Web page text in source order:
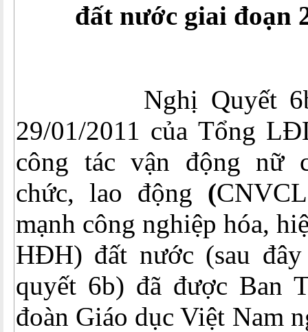
đất nước giai đoạn
Nghị Quyết 6b/
29/01/2011 của Tổng
công tác vận động nữ
chức, lao động (
mạnh công nghiệp hóa,
HĐH) đất nước (sau
quyết 6b) đã được Ban
đoàn Giáo dục Việt Nam